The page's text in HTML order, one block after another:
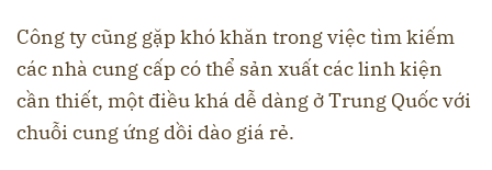
Công ty cũng gặp khó khăn trong việc tìm kiếm
các nhà cung cấp có thể sản xuất các linh kiện
cần thiết, một điều khá dễ dàng ở Trung Quốc với
chuỗi cung ứng dồi dào giá rẻ.